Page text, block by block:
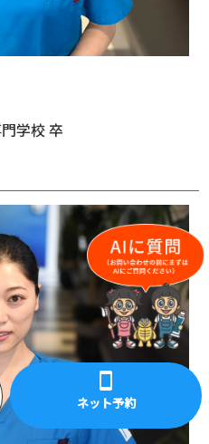
smartphone
ネット予約
学校 卒